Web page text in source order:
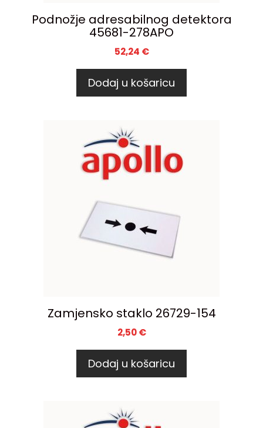
Podnožje adresabilnog detektora
45681-278APO
52,24 €
Dodaj u košaricu
Zamjensko staklo 26729-154
2,50€
Dodaj u košaricu